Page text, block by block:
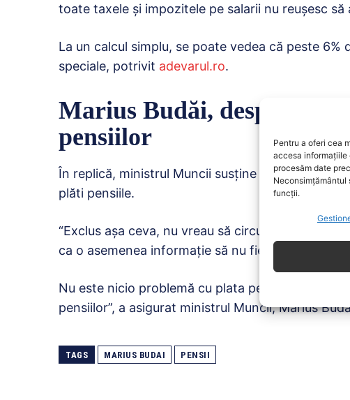
Pentru a oferi cea
accesa informațiile
procesăm date
funcții.
toate taxele și impozitele pe salarii nu reușesc să
La un calcul simplu, se poate vedea că peste 6%
speciale, potrivit adevarul.ro.
Marius Budăi, despre
pensiilor
În replică, ministrul Muncii susţine că este
plăti pensiile.
“Exclus aşa ceva, nu vreau să circule aşa ceva,
ca o asemenea informaţie să nu fie exclusă din
Nu este nicio problemă cu plata pensiilor şi nu
pensiilor”, a asigurat ministrul Muncii, Marius
TAGS MARIUS BUDAI PENSII